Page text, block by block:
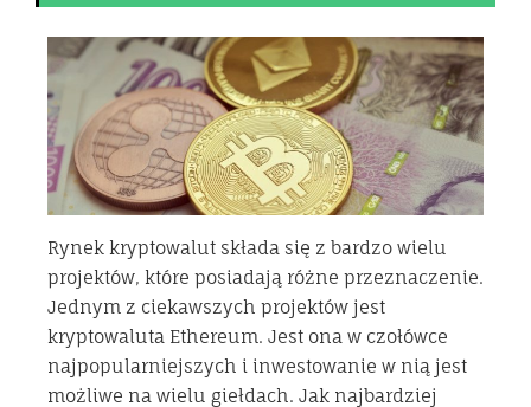
Rynek kryptowalut składa się z bardzo wielu
projektów, które posiadają różne przeznaczenie.
Jednym z ciekawszych projektów jest
kryptowaluta Ethereum. Jest ona w czołówce
najpopularniejszych i inwestowanie w nią jest
możliwe na wielu giełdach. Jak najbardziej